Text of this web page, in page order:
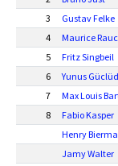
3
Gustav Felke
4
Maurice
5
Fritz Singbeil
6
Yunus
7
Max Louis
8
Fabio Kasper
Henry
Jamy Walter